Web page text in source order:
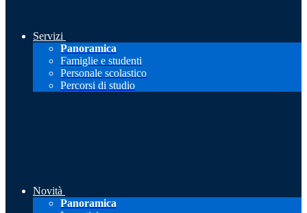
Servizi
Panoramica
Famiglie e studenti
Personale scolastico
Percorsi di studio
Novità
Panoramica